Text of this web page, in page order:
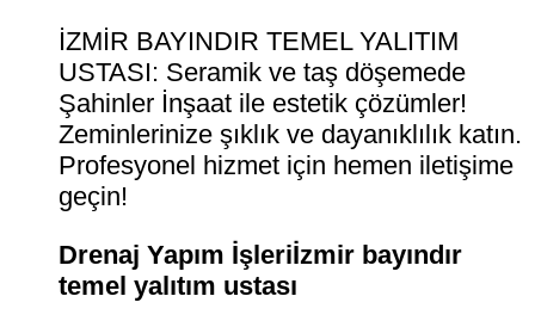
İZMİR BAYINDIR TEMEL YALITIM
USTASI: Seramik ve taş döşemede
Şahinler İnşaat ile estetik çözümler!
Zeminlerinize şıklık ve dayanıklılık katın.
Profesyonel hizmet için hemen iletişime
geçin!
Drenaj Yapım İşleriİzmir bayındır
temel yalıtım ustası